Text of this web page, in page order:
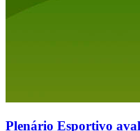
Plenário Esportivo